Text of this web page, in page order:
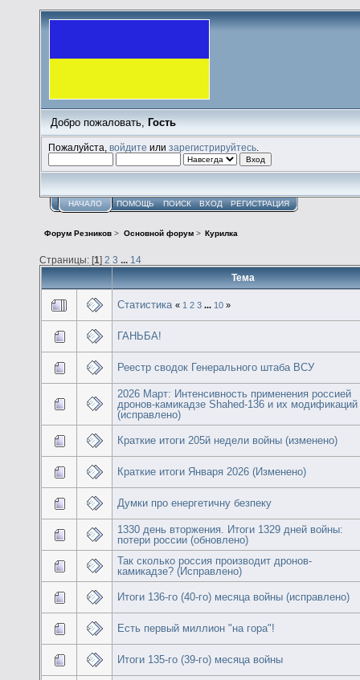
Добро пожаловать, Гость
Пожалуйста,войдите илизарегистрируйтесь
НАЧАЛО ПОМОЩЬ ПОИСК ВХОД РЕГИСТРАЦИЯ
Форум Резников > Основной форум> Курилка
Страницы: [1] 2 3 ... 14
Тема
Статистика « 1 2 3 ... 10 »
ГАНЬБА!
Реестр сводок Генерального штаба ВСУ
2026 Март: Интенсивность применения россией
дронов-камикадзе Shahed-136 и их модификаций
(исправлено)
Краткие итоги 205й недели войны (изменено)
Краткие итоги Января 2026 (Изменено)
Думки про енергетичну безпеку
1330 день вторжения. Итоги 1329 дней войны:
потери россии (обновлено)
Так сколько россия производит дронов-
камикадзе? (Исправлено)
Итоги 136-го (40-го) месяца войны (исправлено)
Есть первый миллион "на гора"!
Итоги 135-го (39-го) месяца войны